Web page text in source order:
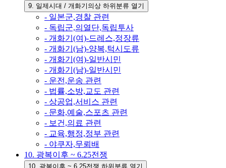
9. 일제시대 / 개화기의상 하위분류 열기
- 일본군,경찰 관련
- 독립군,의열단,독립투사
- 개화기(여)-드레스,정장류
- 개화기(남)-양복,턱시도류
- 개화기(여)-일반시민
- 개화기(남)-일반시민
- 운전,운송 관련
- 법률,소방,교도 관련
- 상공업,서비스 관련
- 문화,예술,스포츠 관련
- 보건,의료 관련
- 교육,행정,정부 관련
- 야쿠자,무뢰배
10. 광복이후 ~ 6.25전쟁
10. 광복이후 ~ 6.25전쟁 하위분류 열기